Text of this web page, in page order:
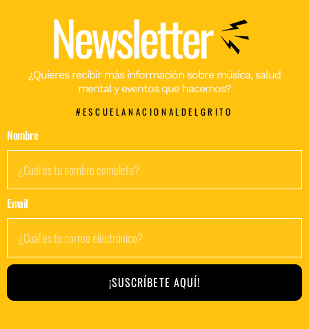
Newsletter
¿Quieres recibir más información sobre música, salud
mental y eventos que hacemos?
#ESCUELANACIONALDELGRITO
Nombre
Email
¡SUSCRÍBETE AQUÍ!